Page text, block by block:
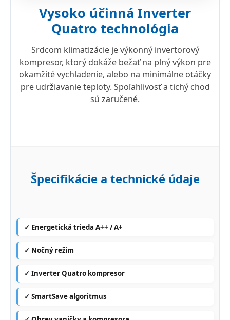
Vysoko účinná Inverter
Quatro technológia
Srdcom klimatizácie je výkonný invertorový
kompresor, ktorý dokáže bežať na plný výkon pre
okamžité vychladenie, alebo na minimálne otáčky
pre udržiavanie teploty. Spoľahlivosť a tichý chod
sú zaručené.
Špecifikácie a technické údaje
✓ Energetická trieda A++ / A+
✓ Nočný režim
✓ Inverter Quatro kompresor
✓ SmartSave algoritmus